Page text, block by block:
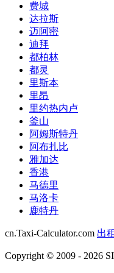
费城
达拉斯
迈阿密
迪拜
都柏林
都灵
里斯本
里昂
里约热内卢
釜山
阿姆斯特丹
阿布扎比
雅加达
香港
马德里
马洛卡
鹿特丹
cn.Taxi-Calculator.com 出
Copyright © 2009 - 2026